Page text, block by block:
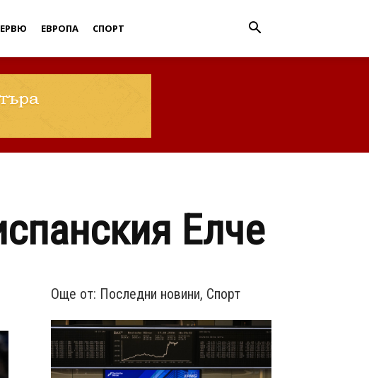
ЕВРОПА СПОРТ
Елче
Още от: Последни новини, Спорт